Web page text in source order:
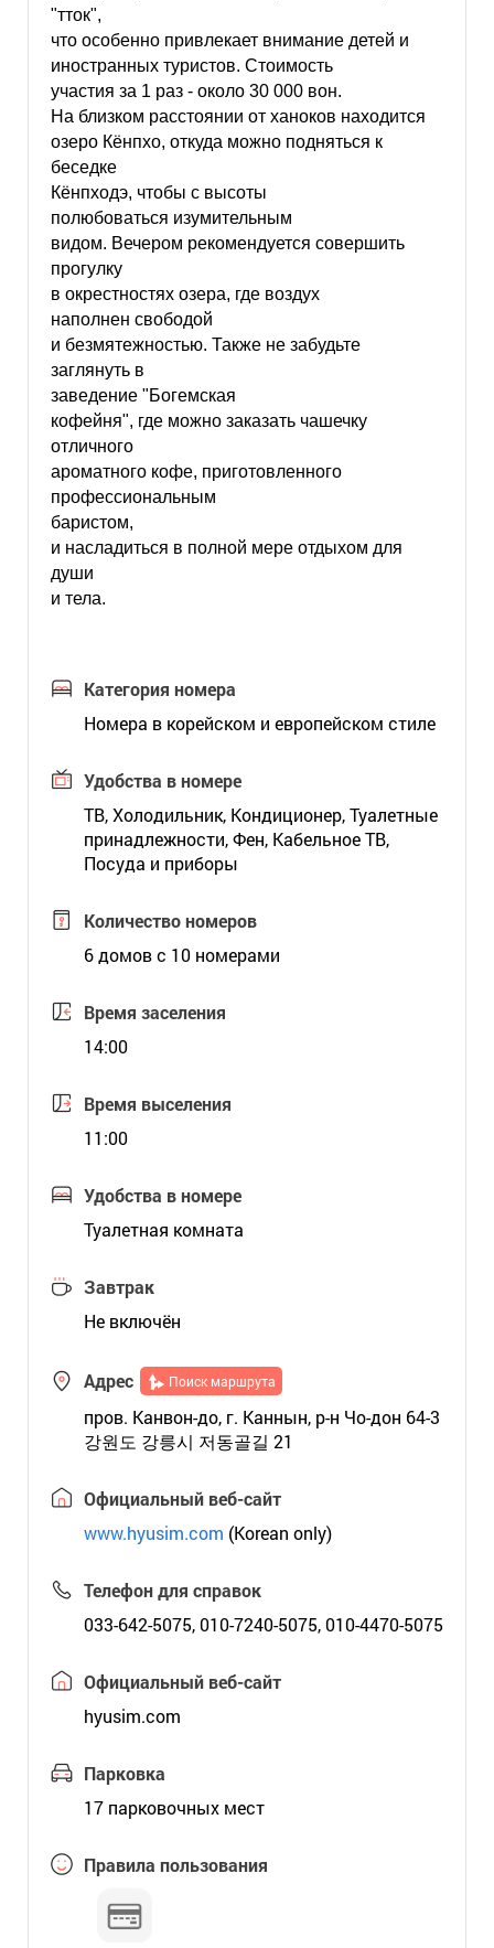
"тток",
что особенно привлекает внимание детей и
иностранных туристов. Стоимость
участия за 1 раз - около 30 000 вон.
На близком расстоянии от ханоков находится
озеро Кёнпхо, откуда можно подняться к
беседке
Кёнпходэ, чтобы с высоты
полюбоваться изумительным
видом. Вечером рекомендуется совершить
прогулку
в окрестностях озера, где воздух
наполнен свободой
и безмятежностью. Также не забудьте
заглянуть в
заведение "Богемская
кофейня", где можно заказать чашечку
отличного
ароматного кофе, приготовленного
профессиональным
баристом,
и насладиться в полной мере отдыхом для
души
и тела.
Категория номера
Номера в корейском и европейском стиле
Удобства в номере
ТВ, Холодильник, Кондиционер, Туалетные
принадлежности, Фен, Кабельное ТВ,
Посуда и приборы
Количество номеров
6 домов с 10 номерами
Время заселения
14:00
Время выселения
11:00
Удобства в номере
Туалетная комната
Завтрак
Не включён
Адрес Поиск маршрута
пров. Канвон-до, г. Каннын, р-н Чо-дон 64-3
강원도 강릉시 저동골길 21
Официальный веб-сайт
www.hyusim.com (Korean only)
Телефон для справок
033-642-5075, 010-7240-5075, 010-4470-5075
Официальный веб-сайт
hyusim.com
Парковка
17 парковочных мест
Правила пользования